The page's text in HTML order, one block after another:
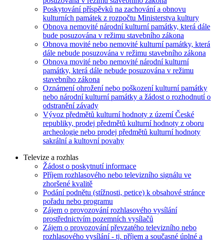
Poskytování příspěvků na zachování a obnovu
kulturních památek z rozpočtu Ministerstva kultury
Obnova nemovité národní kulturní památky, která dále
bude posuzována v režimu stavebního zákona
Obnova movité nebo nemovité kulturní památky, která
dále nebude posuzována v režimu stavebního zákona
Obnova movité nebo nemovité národní kulturní
památky, která dále nebude posuzována v režimu
stavebního zákona
Oznámení ohrožení nebo poškození kulturní památky
nebo národní kulturní památky a žádost o rozhodnutí o
odstranění závady
Vývoz předmětů kulturní hodnoty z území České
republiky, prodej předmětů kulturní hodnoty z oboru
archeologie nebo prodej předmětů kulturní hodnoty
sakrální a kultovní povahy
Televize a rozhlas
Žádost o poskytnutí informace
Příjem rozhlasového nebo televizního signálu ve
zhoršené kvalitě
Podání podnětu (stížnosti, petice) k obsahové stránce
pořadu nebo programu
Zájem o provozování rozhlasového vysílání
prostřednictvím pozemních vysílačů
Zájem o provozování převzatého televizního nebo
rozhlasového vysílání - tj. příjem a současné úplné a